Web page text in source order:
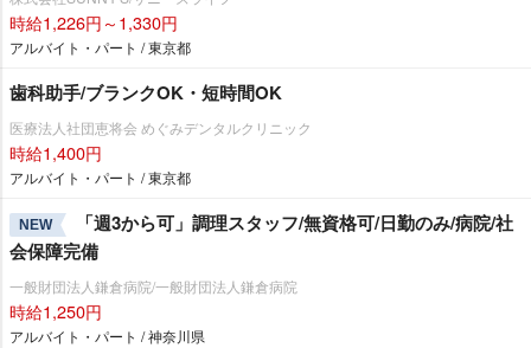
時給1,226円～1,330円
アルバイト・パート / 東京都
歯科助手/ブランクOK・短時間OK
医療法人社団恵将会 めぐみデンタルクリニック
時給1,400円
アルバイト・パート / 東京都
NEW
「週3から可」調理スタッフ/無資格可/日勤のみ/病院/社
会保障完備
一般財団法人鎌倉病院/一般財団法人鎌倉病院
時給1,250円
アルバイト・パート / 神奈川県